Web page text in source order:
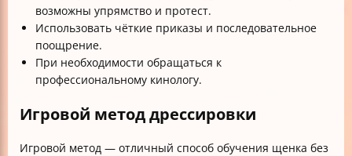
возможны упрямство и протест.
Использовать чёткие приказы и последовательное
поощрение.
При необходимости обращаться к
профессиональному кинологу.
Игровой метод дрессировки
Игровой метод — отличный способ обучения щенка без